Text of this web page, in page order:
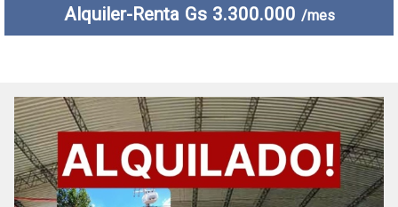
Alquiler-Renta Gs 3.300.000 /mes